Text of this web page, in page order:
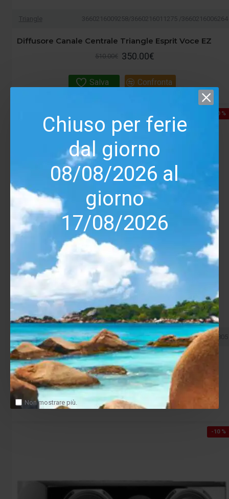
Chiuso per ferie
dal giorno
08/08/2026 al
giorno
17/08/2026
Non mostrare più.
Triangle 3660216009258/3660216011275 /3660216006264
Diffusore Canale Centrale Triangle Esprit Voce EZ
350.00€
510.00€
Salva Confronta
-10 %
Triangle 3660216003799/3660216003782/3660216003805
Diffusore canale centrale Triangle Gamma
1,521.00€
1,690.00€
Salva Confronta
-10 %